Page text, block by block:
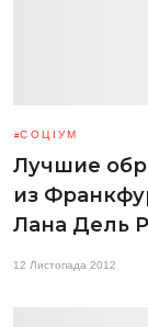
СОЦІУМ
Лучшие
из
Лана Дель
12 Листопада 2012